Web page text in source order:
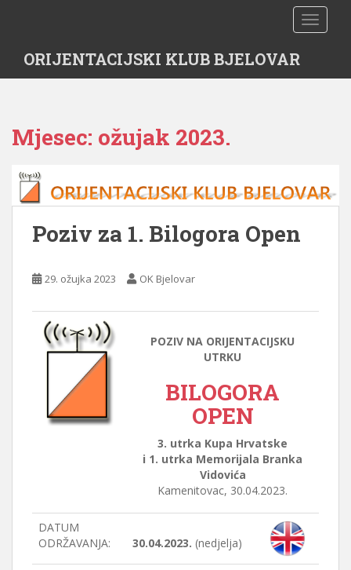
t
ORIJENTACIJSKI KLUB BJELOVAR
Mjesec: ožujak 2023.
Poziv za 1. Bilogora Open
29. ožujka 2023 OK Bjelovar
POZIV NA ORIJENTACIJSKU
UTRKU
BILOGORA
OPEN
3. utrka Kupa Hrvatske
i 1. utrka Memorijala Branka
Vidovića
Kamenitovac, 30.04.2023.
DATUM
ODRŽAVANJA:
30.04.2023. (nedjelja)